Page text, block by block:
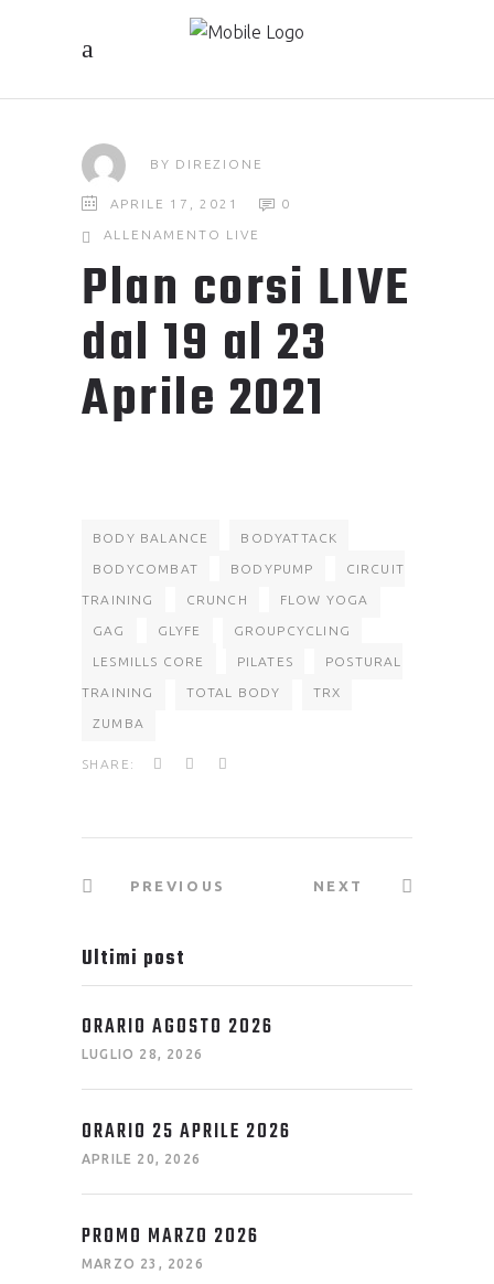
BY DIREZIONE
APRILE 17, 2021 0
ALLENAMENTO LIVE
Plan corsi LIVE
dal 19 al 23
Aprile 2021
BODY BALANCE BODYATTACK
BODYCOMBAT BODYPUMP CIRCUIT
TRAINING CRUNCH FLOW YOGA
GAG GLYFE GROUPCYCLING
LESMILLS CORE PILATES POSTURAL
TRAINING TOTAL BODY TRX
ZUMBA
SHARE:
PREVIOUS NEXT
Ultimi post
ORARIO AGOSTO 2026
LUGLIO 28, 2026
ORARIO 25 APRILE 2026
APRILE 20, 2026
PROMO MARZO 2026
MARZO 23, 2026